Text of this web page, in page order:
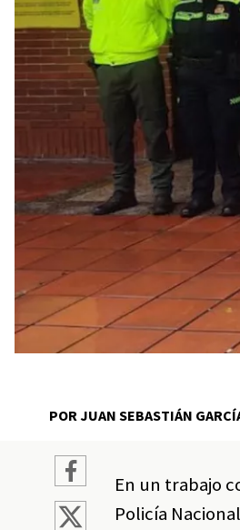
POR JUAN SEBASTIÁN
En un trabajo
Policía